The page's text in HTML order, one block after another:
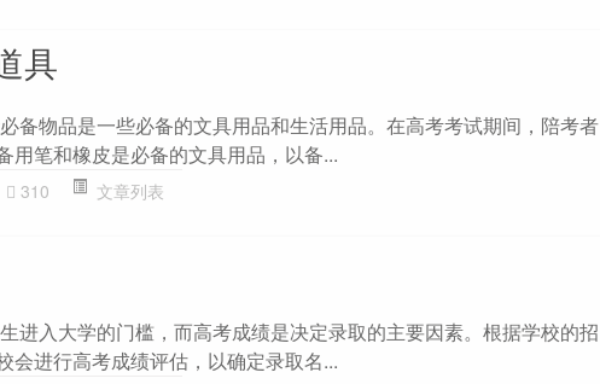
具
备物品是一些必备的文具用品和生活用品。在高考考试期间，陪考者
用笔和橡皮是必备的文具用品，以备...
310 文章列表
进入大学的门槛，而高考成绩是决定录取的主要因素。根据学校的招
会进行高考成绩评估，以确定录取名...